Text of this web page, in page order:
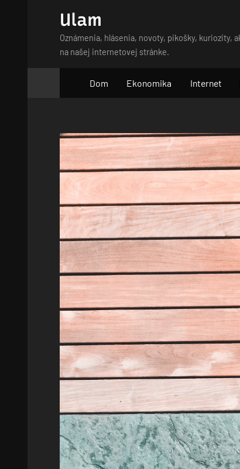
Ulam
Oznámenia, hlásenia, novoty, pikošky, kuriozity,
na našej internetovej stránke.
Dom Ekonomika Internet